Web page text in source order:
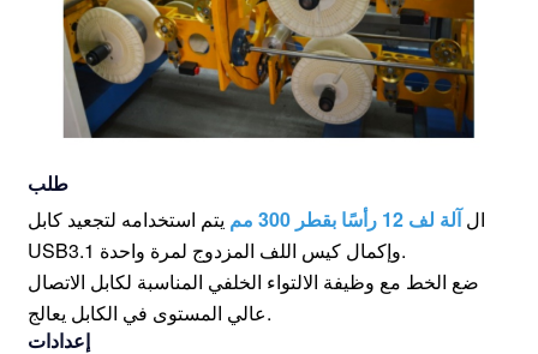
طلب
الآلة لف 12 رأسًا بقطر 300 مم
يتم استخدامه لتجعيد كابل
USB3.1 وإكمال كيس اللف المزدوج لمرة واحدة.
ضع الخط مع وظيفة الالتواء الخلفي المناسبة لكابل الاتصال
عالي المستوى في الكابليعالج.
إعدادات